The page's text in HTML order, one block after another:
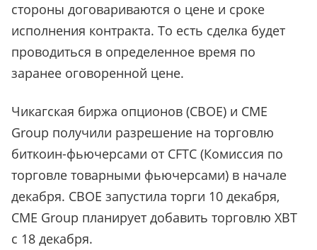
стороны договариваются о цене и сроке
исполнения контракта. То есть сделка будет
проводиться в определенное время по
заранее оговоренной цене.
Чикагская биржа опционов (CBOE) и CME
Group получили разрешение на торговлю
биткоин-фьючерсами от CFTC (Комиссия по
торговле товарными фьючерсами) в начале
декабря. CBOE запустила торги 10 декабря,
CME Group планирует добавить торговлю XBT
с 18 декабря.